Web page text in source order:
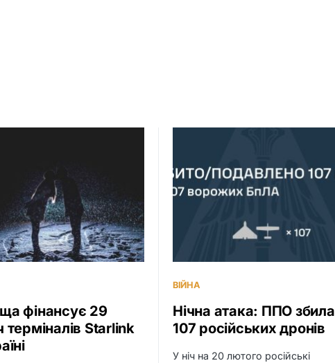
фінансує 29
терміналів Starlink
ВІЙНА
Нічна атака: ППО збила
107 російських дронів
У ніч на 20 лютого російські